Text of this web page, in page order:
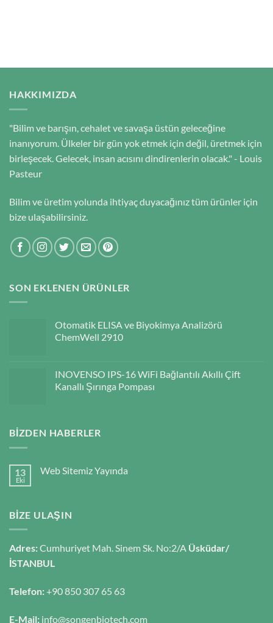
HAKKIMIZDA
"Bilim ve barışın, cehalet ve savaşa üstün geleceğine
inanıyorum. Ülkeler bir gün yok etmek için değil, üretmek için
birleşecek. Gelecek, insan acısını dindirenlerin olacak." - Louis
Pasteur
Bilim ve üretim yolunda ihtiyaç duyacağınız tüm ürünler için
bize ulaşabilirsiniz.
SON EKLENEN ÜRÜNLER
Otomatik ELISA ve Biyokimya Analizörü
ChemWell 2910
INOVENSO IPS-16 WiFi Bağlantılı Akıllı Çift
Kanallı Şırınga Pompası
BIZDEN HABERLER
13
Eki
Web Sitemiz Yayında
BIZE ULAŞIN
Adres:Cumhuriyet Mah. Sinem Sk. No:2/A Üsküdar/
İSTANBUL
Telefon:+90 850 307 65 63
E-Mail: info@songenbiotech.com